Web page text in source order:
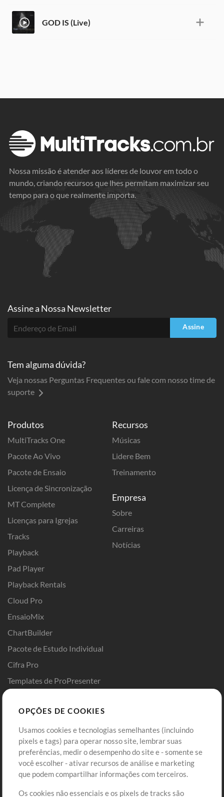
GOD IS (Live)
Nossa missão é atender aos líderes de louvor em todo o
mundo, criando recursos que lhes permitam maximizar seu
tempo para o que realmente importa.
Produtos
MultiTracks One
Pacote Ao Vivo
Pacote de Ensaio
Licença de Sincronização
MT Complete
Licenças para Igrejas
Tracks
Playback
Pad Player
Playback Rentals
Cloud Pro
EnsaioMix
ChartBuilder
Pacote de Estudo Individual
Cifra Pro
Templates de ProPresenter
Recursos
Músicas
Lidere Bem
Treinamento
Empresa
Sobre
Carreiras
Notícias
Comprar Créditos
Conteúdo Grátis
Solicite uma Música
Extras
Entre
Cadastre-se
Ir ao carrinho
Assine a Nossa Newsletter
Assine
Tem alguma dúvida?
Veja nossas Perguntas Frequentes ou fale com nosso time de
suporte
OPÇÕES DE COOKIES
Usamos cookies e tecnologias semelhantes (incluindo
pixels e tags) para operar nosso site, lembrar suas
preferências, medir o desempenho do site e - somente se
você escolher - ativar recursos de análise e marketing
que podem compartilhar informações com terceiros.
Os cookies não essenciais e os pixels de tracks são